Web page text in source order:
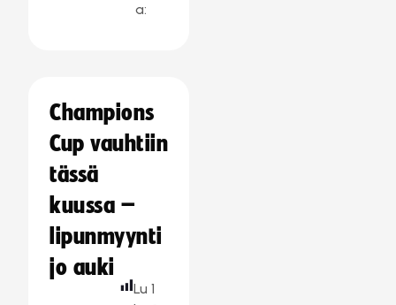
a:
Champions
Cup vauhtiin
tässä
kuussa –
lipunmyynti
jo auki
Lu 1